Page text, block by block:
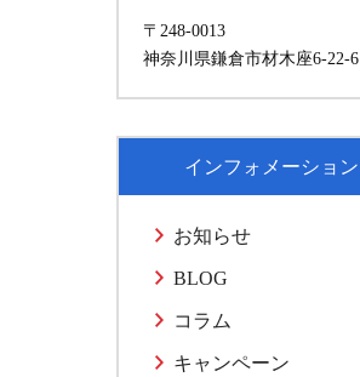
〒248-0013
神奈川県鎌倉市材木座6-22-6
インフォメーション
お知らせ
BLOG
コラム
キャンペーン